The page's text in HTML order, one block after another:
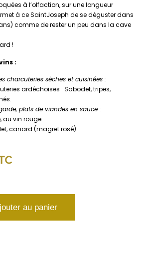
à l’olfaction, sur une longueur
à ce SaintJoseph de se déguster dans
comme de rester un peu dans la cave
!
:
charcuteries sèches et cuisinées :
ardéchoises : Sabodet, tripes,
plats de viandes en sauce :
au vin rouge.
canard (magret rosé).
au panier